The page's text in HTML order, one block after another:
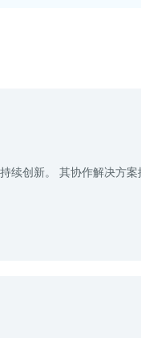
续创新。 其协作解决方案